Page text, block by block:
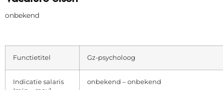
onbekend
Functietitel Gz-psycholoog
Indicatie salaris
onbekend – onbekend